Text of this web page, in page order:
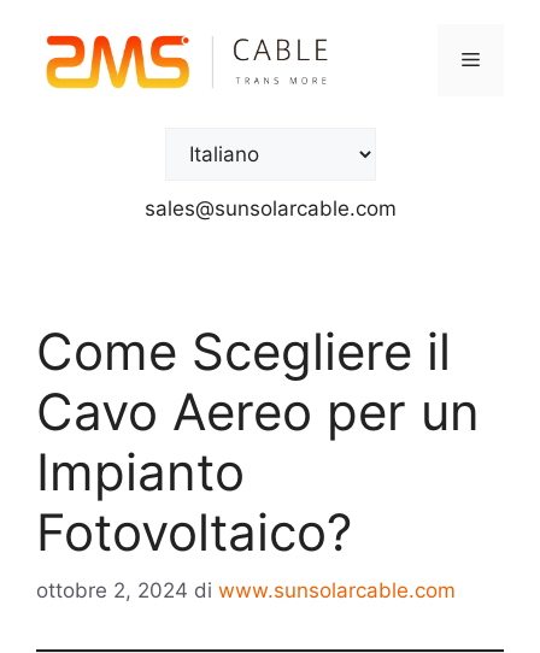
sales@sunsolarcable.com
Come Scegliere il
Cavo Aereo per un
Impianto
Fotovoltaico?
ottobre 2, 2024 di www.sunsolarcable.com